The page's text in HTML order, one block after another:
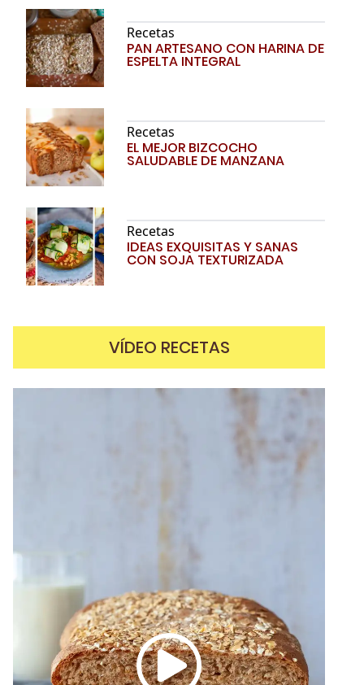
Recetas
PAN ARTESANO CON HARINA DE
ESPELTA INTEGRAL
Recetas
EL MEJOR BIZCOCHO
SALUDABLE DE MANZANA
Recetas
IDEAS EXQUISITAS Y SANAS
CON SOJA TEXTURIZADA
VÍDEO RECETAS